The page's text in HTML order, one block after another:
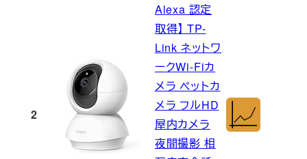
2
Alexa 認定
取得】 TP-
Link ネットワ
ークWi-Fiカ
メラ ペットカ
メラ フルHD
屋内カメラ
夜間撮影 相